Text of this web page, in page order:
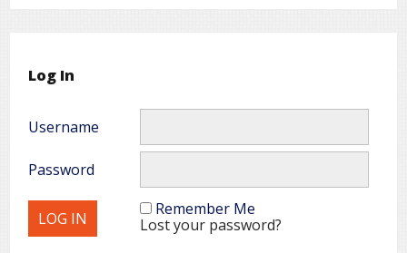
Log In
Username
Password
Remember Me
Lost your password?